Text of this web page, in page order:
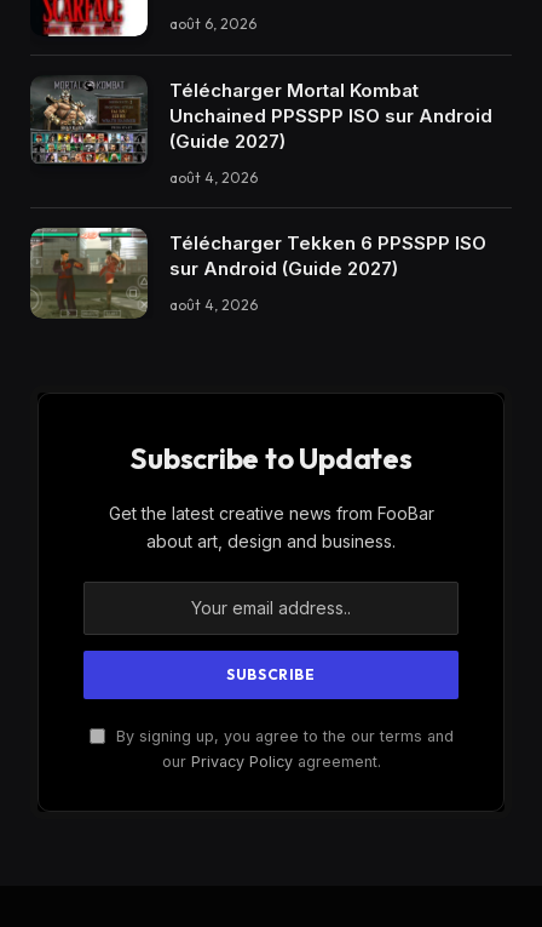
août 6, 2026
Télécharger Mortal Kombat
Unchained PPSSPP ISO sur Android
(Guide 2027)
août 4, 2026
Télécharger Tekken 6 PPSSPP ISO
sur Android (Guide 2027)
août 4, 2026
Subscribe to Updates
Get the latest creative news from FooBar
about art, design and business.
By signing up, you agree to the our terms and
our Privacy Policyagreement.